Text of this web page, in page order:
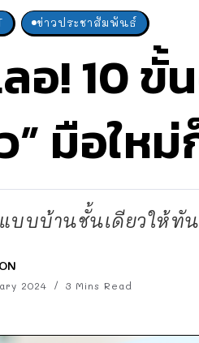
ข่าวประชาสัมพันธ์
ลอ! 10
” มือให
บบบ้านชั้นเดียวให้ทั
2024 3 Mins Read